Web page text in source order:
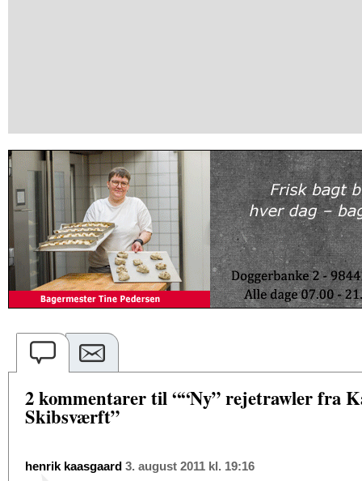
2 kommentarer til ““Ny” rejetrawler fra
Skibsværft”
henrik kaasgaard 3. august 2011 kl. 19:16